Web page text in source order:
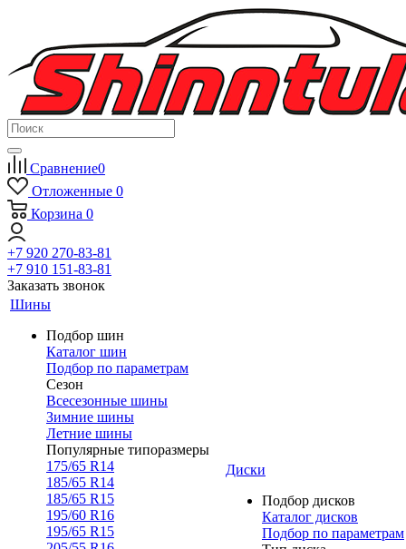
Сравнение0
Отложенные 0
Корзина 0
+7 920 270-83-81
+7 910 151-83-81
Заказать звонок
Шины
Подбор шин
Каталог шин
Подбор по параметрам
Сезон
Всесезонные шины
Зимние шины
Летние шины
Популярные типоразмеры
175/65 R14
185/65 R14
185/65 R15
195/60 R16
195/65 R15
Диски
Подбор дисков
Каталог дисков
Подбор по параметрам